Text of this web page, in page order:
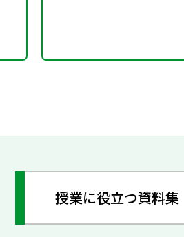
授業に役立つ資料集